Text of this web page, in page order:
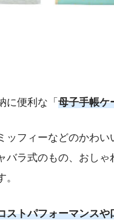
に便利な「 母子手帳ケ
ッフィーなどのかわ
バラ式のもの、おし
ストパフォーマンス